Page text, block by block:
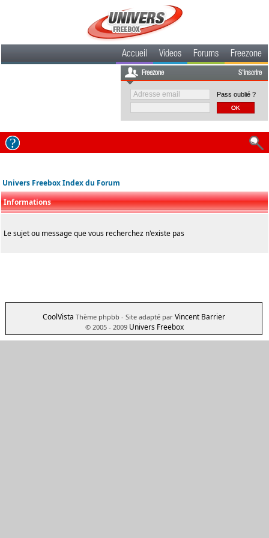
Accueil Videos Forums Freezone
Freezone S'inscrire
Pass oublié ?
Univers Freebox Index du Forum
Informations
Le sujet ou message que vous recherchez n'existe pas
CoolVista Thème phpbb - Site adapté par Vincent Barrier
© 2005 - 2009 Univers Freebox